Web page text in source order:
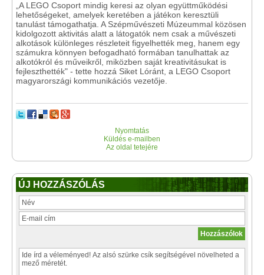
„A LEGO Csoport mindig keresi az olyan együttműködési
lehetőségeket, amelyek keretében a játékon keresztüli
tanulást támogathatja. A Szépművészeti Múzeummal közösen
kidolgozott aktivitás alatt a látogatók nem csak a művészeti
alkotások különleges részleteit figyelhették meg, hanem egy
számukra könnyen befogadható formában tanulhattak az
alkotókról és műveikről, miközben saját kreativitásukat is
fejleszthették" - tette hozzá Siket Lóránt, a LEGO Csoport
magyarországi kommunikációs vezetője.
Nyomtatás
Küldés e-mailben
Az oldal tetejére
ÚJ HOZZÁSZÓLÁS